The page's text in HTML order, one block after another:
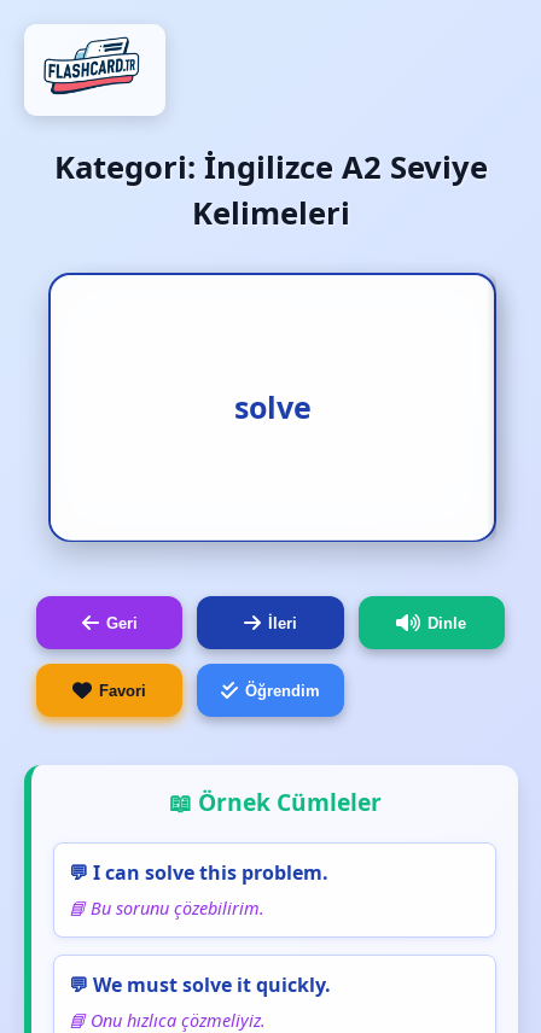
Kategori: İngilizce A2 Seviye
Kelimeleri
solve
[f.] 3.içinden çıkmak [f.]
Geri İleri Dinle
Favori Öğrendim
📖 Örnek Cümleler
💬 I can solve this problem.
📘 Bu sorunu çözebilirim.
💬 We must solve it quickly.
📘 Onu hızlıca çözmeliyiz.